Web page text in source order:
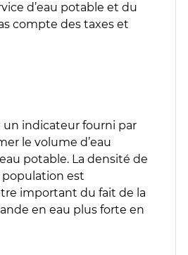
d’eau potable et du
compte des taxes et
un indicateur fourni par
le volume d’eau
potable. La densité de
population est
important du fait de la
en eau plus forte en